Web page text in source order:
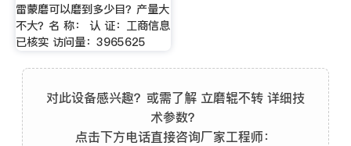
雷蒙磨可以磨到多少目？产量大
不大？名 称： 认 证：工商信息
已核实 访问量：3965625
对此设备感兴趣？或需了解 立磨辊不转 详细技
术参数？
点击下方电话直接咨询厂家工程师：